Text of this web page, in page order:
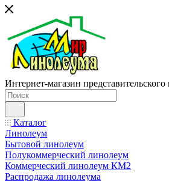
Интернет-магазин представительского
Каталог
Линолеум
Бытовой линолеум
Полукоммерческий линолеум
Коммерческий линолеум КМ2
Распродажа линолеума